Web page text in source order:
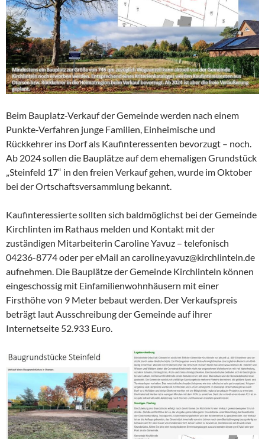
Beim Bauplatz-Verkauf der Gemeinde werden nach einem
Punkte-Verfahren junge Familien, Einheimische und
Rückkehrer ins Dorf als Kaufinteressenten bevorzugt – noch.
Ab 2024 sollen die Bauplätze auf dem ehemaligen Grundstück
„Steinfeld 17“ in den freien Verkauf gehen, wurde im Oktober
bei der Ortschaftsversammlung bekannt.
Kaufinteressierte sollten sich baldmöglichst bei der Gemeinde
Kirchlinten im Rathaus melden und Kontakt mit der
zuständigen Mitarbeiterin Caroline Yavuz – telefonisch
04236-8774 oder per eMail an caroline.yavuz@kirchlinteln.de
aufnehmen. Die Bauplätze der Gemeinde Kirchlinteln können
eingeschossig mit Einfamilienwohnhäusern mit einer
Firsthöhe von 9 Meter bebaut werden. Der Verkaufspreis
beträgt laut Ausschreibung der Gemeinde auf ihrer
Internetseite 52.933 Euro.